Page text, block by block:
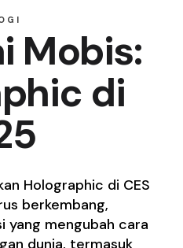
Mobis:
di
Holographic di CES
berkembang,
yang mengubah cara
dunia, termasuk